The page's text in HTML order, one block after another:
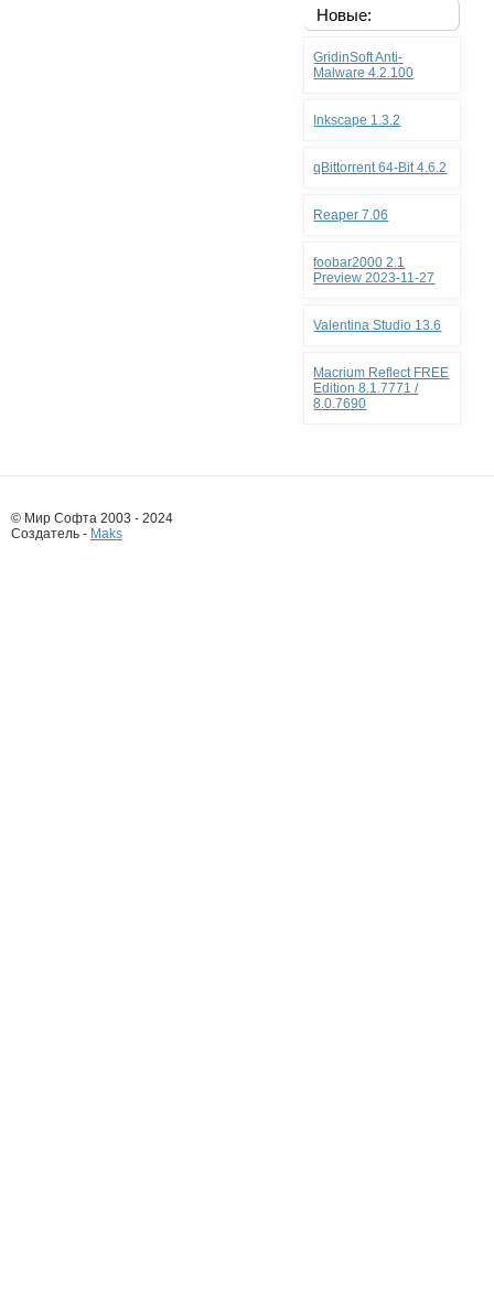
Новые:
GridinSoft Anti-
Malware 4.2.100
Inkscape 1.3.2
qBittorrent 64-Bit 4.6.2
Reaper 7.06
foobar2000 2.1
Preview 2023-11-27
Valentina Studio 13.6
Macrium Reflect FREE
Edition 8.1.7771 /
8.0.7690
© Мир Софта 2003 - 2024
Создатель - Maks